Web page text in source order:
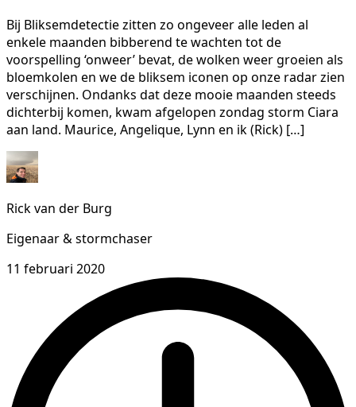
Bij Bliksemdetectie zitten zo ongeveer alle leden al
enkele maanden bibberend te wachten tot de
voorspelling ‘onweer’ bevat, de wolken weer groeien als
bloemkolen en we de bliksem iconen op onze radar zien
verschijnen. Ondanks dat deze mooie maanden steeds
dichterbij komen, kwam afgelopen zondag storm Ciara
aan land. Maurice, Angelique, Lynn en ik (Rick) […]
Rick van der Burg
Eigenaar & stormchaser
11 februari 2020